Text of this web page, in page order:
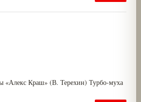
«Алекс Краш» (В. Терехин) Турбо-муха